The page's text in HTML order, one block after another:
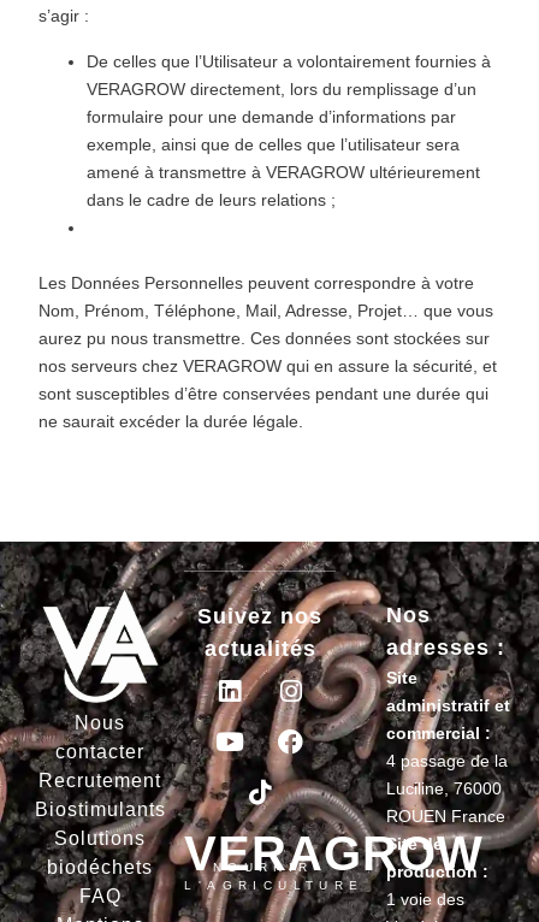
s’agir :
De celles que l’Utilisateur a volontairement fournies à
VERAGROW directement, lors du remplissage d’un
formulaire pour une demande d’informations par
exemple, ainsi que de celles que l’utilisateur sera
amené à transmettre à VERAGROW ultérieurement
dans le cadre de leurs relations ;
Les Données Personnelles peuvent correspondre à votre
Nom, Prénom, Téléphone, Mail, Adresse, Projet… que vous
aurez pu nous transmettre. Ces données sont stockées sur
nos serveurs chez VERAGROW qui en assure la sécurité, et
sont susceptibles d’être conservées pendant une durée qui
ne saurait excéder la durée légale.
Nous
contacter
Recrutement
Biostimulants
Solutions
biodéchets
FAQ
Suivez nos
actualités
VERAGROW
NOURRIR
L'AGRICULTURE
Nos
adresses :
Site
administratif et
commercial :
4 passage de la
Luciline, 76000
ROUEN France
Site de
production :
1 voie des